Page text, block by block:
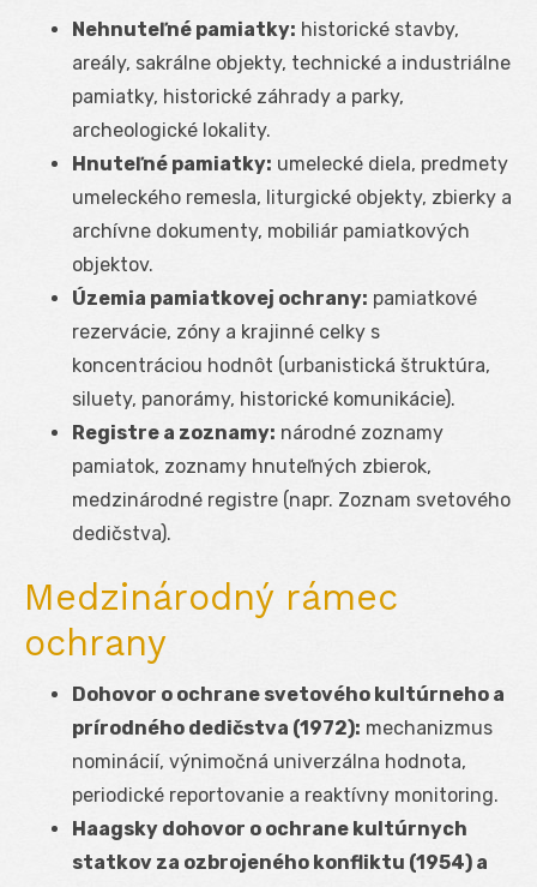
Nehnuteľné pamiatky: historické stavby,
areály, sakrálne objekty, technické a industriálne
pamiatky, historické záhrady a parky,
archeologické lokality.
Hnuteľné pamiatky: umelecké diela, predmety
umeleckého remesla, liturgické objekty, zbierky a
archívne dokumenty, mobiliár pamiatkových
objektov.
Územia pamiatkovej ochrany: pamiatkové
rezervácie, zóny a krajinné celky s
koncentráciou hodnôt (urbanistická štruktúra,
siluety, panorámy, historické komunikácie).
Registre a zoznamy: národné zoznamy
pamiatok, zoznamy hnuteľných zbierok,
medzinárodné registre (napr. Zoznam svetového
dedičstva).
Medzinárodný rámec
ochrany
Dohovor o ochrane svetového kultúrneho a
prírodného dedičstva (1972): mechanizmus
nominácií, výnimočná univerzálna hodnota,
periodické reportovanie a reaktívny monitoring.
Haagsky dohovor o ochrane kultúrnych
statkov za ozbrojeného konfliktu (1954) a